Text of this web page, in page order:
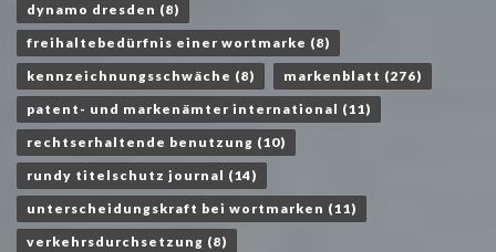
dynamo dresden (8)
freihaltebedürfnis einer wortmarke (8)
kennzeichnungsschwäche (8) markenblatt (276)
patent- und markenämter international (11)
rechtserhaltende benutzung (10)
rundy titelschutz journal (14)
unterscheidungskraft bei wortmarken (11)
verkehrsdurchsetzung (8)